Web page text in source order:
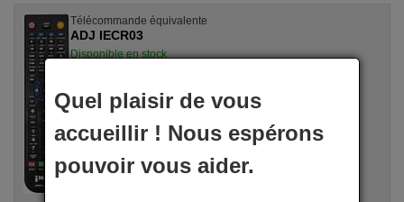
Télécommande équivalente
ADJ IECR03
Disponible en stock
ADJ
Pour IECR 03
Quel plaisir de vous
accueillir ! Nous espérons
pouvoir vous aider.